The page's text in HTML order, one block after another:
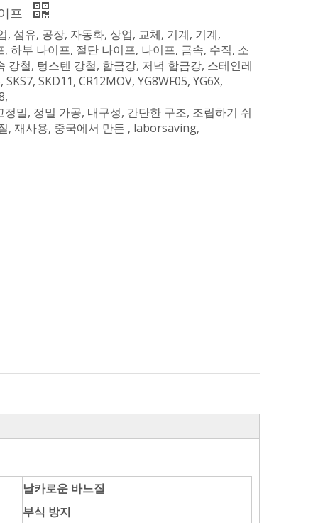
프
섬유, 공장, 자동화, 상업, 교체, 기계, 기계,
하부 나이프, 절단 나이프, 나이프, 금속, 수직, 소
강철, 텅스텐 강철, 합금강, 저녁 합금강, 스테인레
SKD11, CR12MOV, YG8WF05, YG6X,
밀, 정밀 가공, 내구성, 간단한 구조, 조립하기 쉬
, 재사용, 중국에서 만든 , laborsaving,
날카로운 바느질
부식 방지